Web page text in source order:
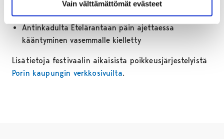
Vain välttämättömät evästeet
tieosuus on suljettu Etelärannan suuntaan, Keski-
Porin kirkon suuntaan kääntyminen sallittu
Antinkadulta Etelärantaan päin ajettaessa
kääntyminen vasemmalle kielletty
Lisätietoja festivaalin aikaisista poikkeusjärjestelyistä
Porin kaupungin verkkosivuilta.